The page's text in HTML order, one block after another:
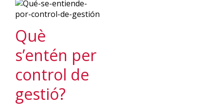
Què
s’entén per
control de
gestió?